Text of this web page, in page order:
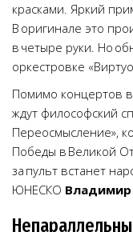
красками. Яркий
В оригинале это
в четыре руки. Но
оркестровке
Помимо концертов
ждут философский
Переосмысление»,
Победы в Великой
за пульт встанет
ЮНЕСКО Владимир